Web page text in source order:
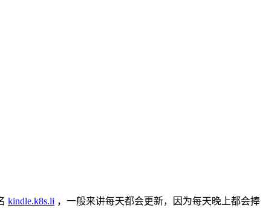
kindle.k8s.li ，一般来讲每天都会更新，因为每天晚上都会捧